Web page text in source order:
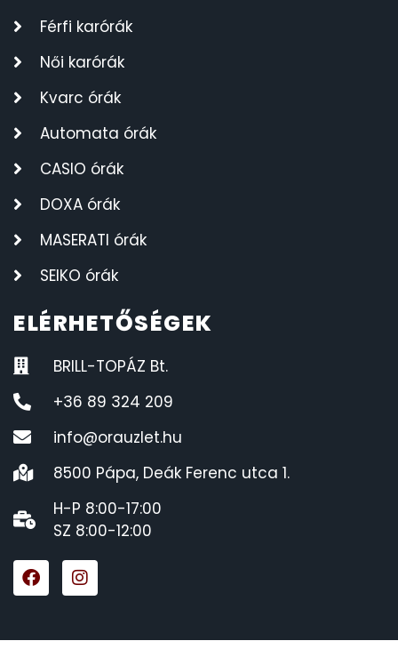
Férfi karórák
Női karórák
Kvarc órák
Automata órák
CASIO órák
DOXA órák
MASERATI órák
SEIKO órák
ELÉRHETŐSÉGEK
BRILL-TOPÁZ Bt.
+36 89 324 209
info@orauzlet.hu
8500 Pápa, Deák Ferenc utca 1.
H-P 8:00-17:00
SZ 8:00-12:00